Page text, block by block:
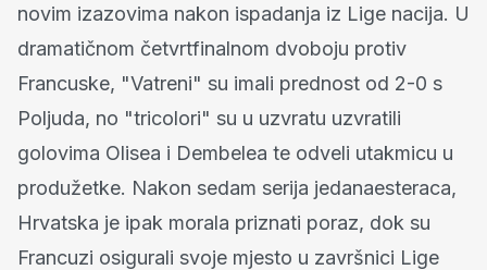
novim izazovima nakon ispadanja iz Lige nacija. U
dramatičnom četvrtfinalnom dvoboju protiv
Francuske, "Vatreni" su imali prednost od 2-0 s
Poljuda, no "tricolori" su u uzvratu uzvratili
golovima Olisea i Dembelea te odveli utakmicu u
produžetke. Nakon sedam serija jedanaesteraca,
Hrvatska je ipak morala priznati poraz, dok su
Francuzi osigurali svoje mjesto u završnici Lige